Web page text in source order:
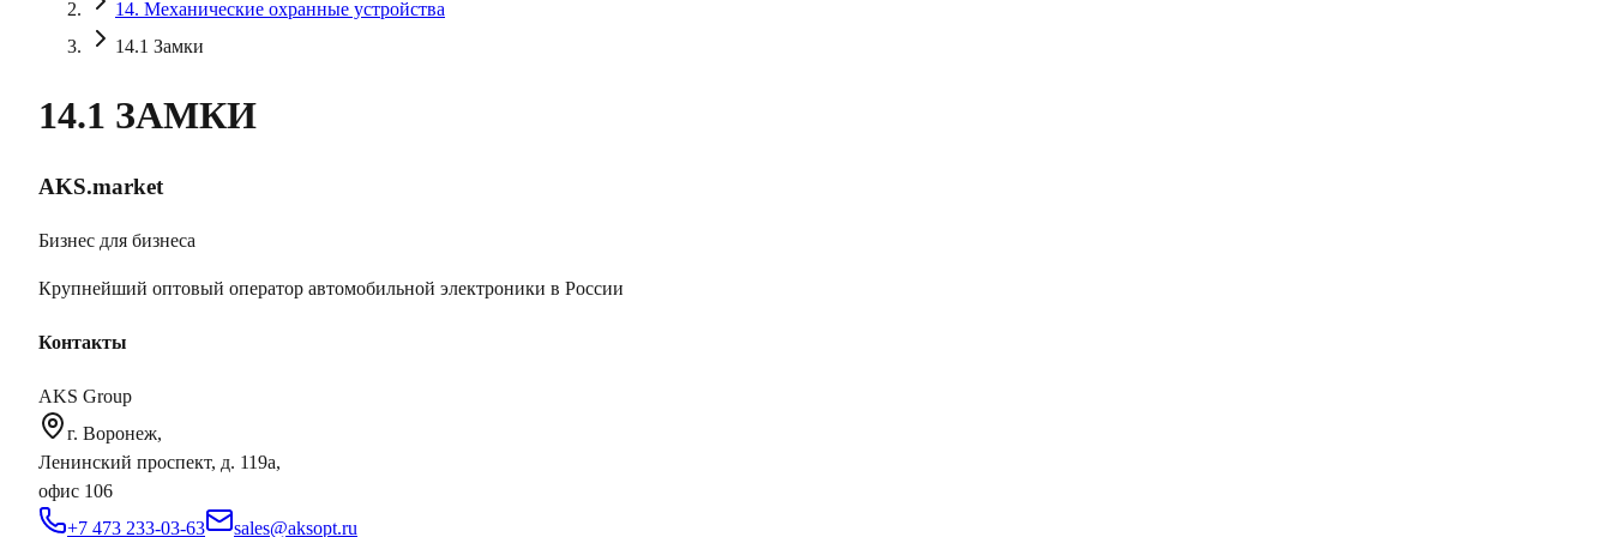
14. Механические охранные устройства
14.1 Замки
14.1 ЗАМКИ
AKS.market
Бизнес для бизнеса
Крупнейший оптовый оператор автомобильной электроники в России
Контакты
AKS Group
г. Воронеж,
Ленинский проспект, д. 119а,
офис 106
+7 473 233-03-63
sales@aksopt.ru